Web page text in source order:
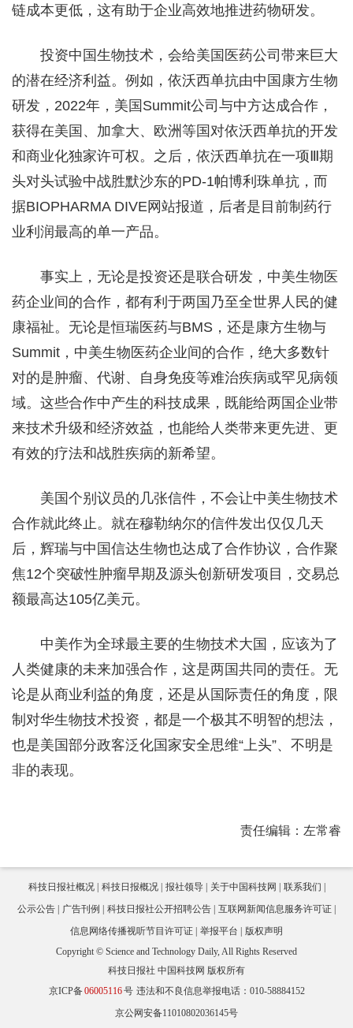
链成本更低，这有助于企业高效地推进药物研发。
投资中国生物技术，会给美国医药公司带来巨大
的潜在经济利益。例如，依沃西单抗由中国康方生物
研发，2022年，美国Summit公司与中方达成合作，
获得在美国、加拿大、欧洲等国对依沃西单抗的开发
和商业化独家许可权。之后，依沃西单抗在一项Ⅲ期
头对头试验中战胜默沙东的PD-1帕博利珠单抗，而
据BIOPHARMA DIVE网站报道，后者是目前制药行
业利润最高的单一产品。
事实上，无论是投资还是联合研发，中美生物医
药企业间的合作，都有利于两国乃至全世界人民的健
康福祉。无论是恒瑞医药与BMS，还是康方生物与
Summit，中美生物医药企业间的合作，绝大多数针
对的是肿瘤、代谢、自身免疫等难治疾病或罕见病领
域。这些合作中产生的科技成果，既能给两国企业带
来技术升级和经济效益，也能给人类带来更先进、更
有效的疗法和战胜疾病的新希望。
美国个别议员的几张信件，不会让中美生物技术
合作就此终止。就在穆勒纳尔的信件发出仅仅几天
后，辉瑞与中国信达生物也达成了合作协议，合作聚
焦12个突破性肿瘤早期及源头创新研发项目，交易总
额最高达105亿美元。
中美作为全球最主要的生物技术大国，应该为了
人类健康的未来加强合作，这是两国共同的责任。无
论是从商业利益的角度，还是从国际责任的角度，限
制对华生物技术投资，都是一个极其不明智的想法，
也是美国部分政客泛化国家安全思维“上头”、不明是
非的表现。
责任编辑：左常睿
科技日报社概况 科技日报概况 报社领导 关于中国科技网
联系我们
公示公告
广告刊例 科技日报社公开招聘公告
互联网新闻信息服务许可证
信息网络传播视听节目许可证
举报平台
版权声明
Copyright © Science and Technology Daily, All Rights Reserved
科技日报社 中国科技网 版权所有
京ICP备06005116号 违法和不良信息举报电话：010-58884152
京公网安备11010802036145号